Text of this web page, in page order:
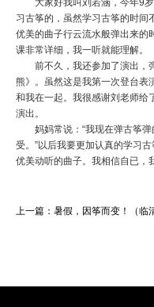
大家好我叫刘若涵，今年9岁
习古筝的，虽然学习古筝的时间
优美的曲子行云流水般弹出来的
课非常详细，我一听就能理解。
前不久，我还参加了演出，
熊》。虽然这是我第一次登台表
和我在一起。我很感谢刘老师给
演出。
妈妈常说：“我现在弹古筝弹
受。”以后我要更加认真的学习
优美动听的曲子。我相信自已，
上一篇： 暑假，因筝而变！（临